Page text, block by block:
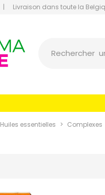
| Livraison dans toute la
Rechercher
Huiles essentielles Complexes